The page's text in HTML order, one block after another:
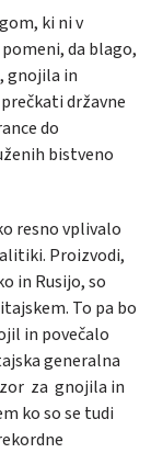
ki ni v
da blago,
gnojila in
državne
do
bistveno
resno vplivalo
Proizvodi,
in Rusijo, so
To pa bo
in povečalo
generalna
za gnojila in
ko so se tudi